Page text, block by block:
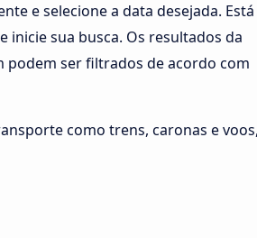
e selecione a data desejada. Está
inicie sua busca. Os resultados da
podem ser filtrados de acordo com
como trens, caronas e